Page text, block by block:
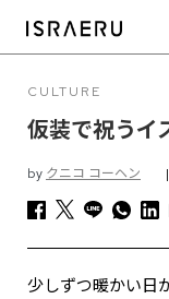
CULTURE
仮装で祝うイ
by クニコ コーヘン |
少しずつ暖かい日